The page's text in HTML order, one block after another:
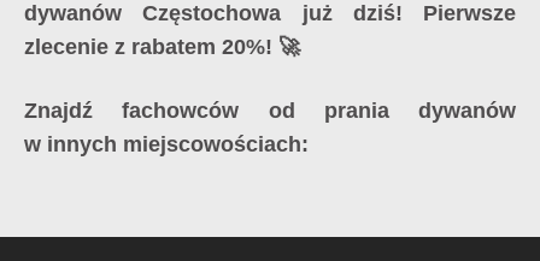
dywanów Częstochowa już dziś! Pierwsze
zlecenie z rabatem 20%! 🚀
Znajdź fachowców od prania dywanów
w innych miejscowościach: